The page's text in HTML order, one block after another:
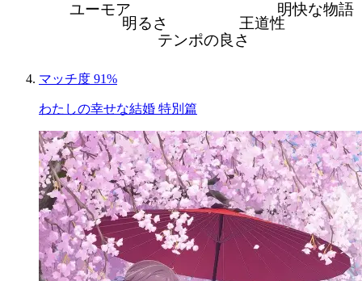
明快な物語
王道性
テンポの良さ
明るさ
ユーモア
マッチ度 91%
わたしの幸せな結婚 特別篇